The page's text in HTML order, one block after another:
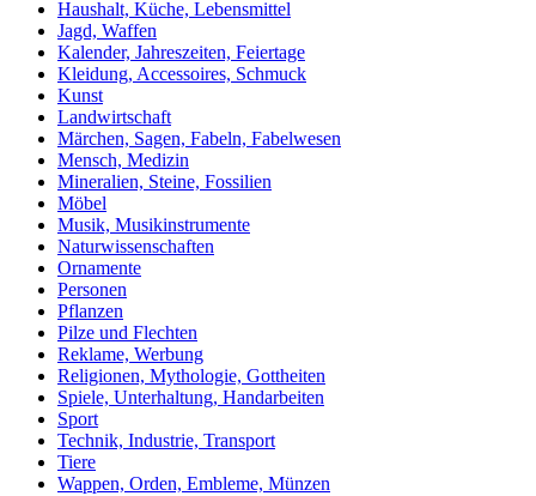
Haushalt, Küche, Lebensmittel
Jagd, Waffen
Kalender, Jahreszeiten, Feiertage
Kleidung, Accessoires, Schmuck
Kunst
Landwirtschaft
Märchen, Sagen, Fabeln, Fabelwesen
Mensch, Medizin
Mineralien, Steine, Fossilien
Möbel
Musik, Musikinstrumente
Naturwissenschaften
Ornamente
Personen
Pflanzen
Pilze und Flechten
Reklame, Werbung
Religionen, Mythologie, Gottheiten
Spiele, Unterhaltung, Handarbeiten
Sport
Technik, Industrie, Transport
Tiere
Wappen, Orden, Embleme, Münzen